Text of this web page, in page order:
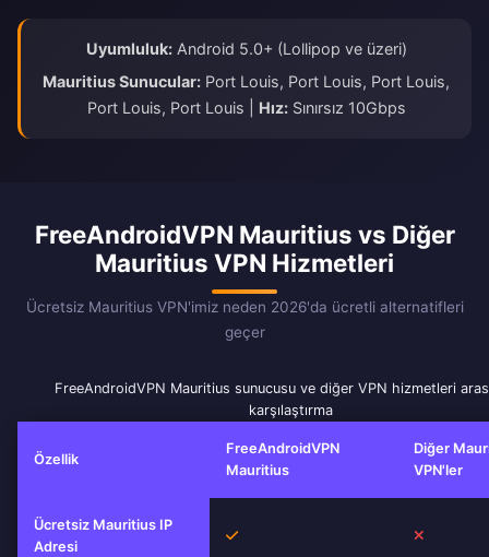
Uyumluluk:Android 5.0+ (Lollipop ve üzeri)
Mauritius Sunucular: Port Louis, Port Louis, Port Louis,
Port Louis, Port Louis | Hız:Sınırsız 10Gbps
FreeAndroidVPN Mauritius vs Diğer
Mauritius VPN Hizmetleri
Ücretsiz Mauritius VPN'imiz neden 2026'da ücretli alternatifleri
geçer
FreeAndroidVPN Mauritius sunucusu ve diğer VPN hizmetleri
karşılaştırma
Özellik
FreeAndroidVPN
Mauritius
Diğer
VPN'ler
Ücretsiz Mauritius IP
Adresi
Evet